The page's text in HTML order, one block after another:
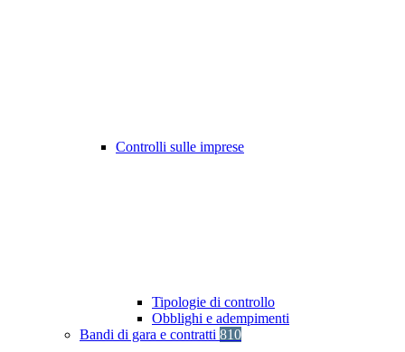
Controlli sulle imprese
Tipologie di controllo
Obblighi e adempimenti
Bandi di gara e contratti 810